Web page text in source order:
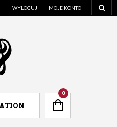
WYLOGUJ MOJE KONTO
0